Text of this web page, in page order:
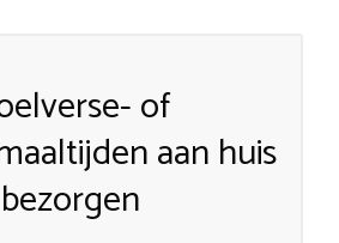
of
aan huis
bezorgen